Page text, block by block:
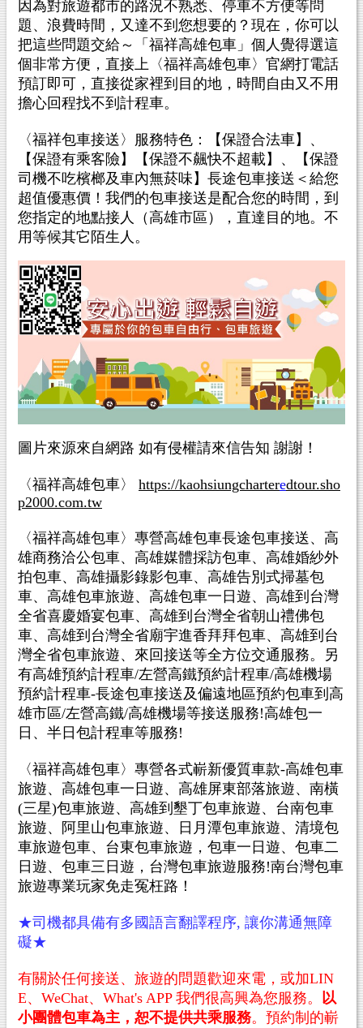
因為對旅遊都市的路況不熟悉、停車不方便等問
題、浪費時間，又達不到您想要的？現在，你可以
把這些問題交給～「福祥高雄包車」個人覺得選這
個非常方便，直接上〈福祥高雄包車〉官網打電話
預訂即可，直接從家裡到目的地，時間自由又不用
擔心回程找不到計程車。
〈福祥包車接送〉服務特色：【保證合法車】、
【保證有乘客險】【保證不飆快不超載】、【保證
司機不吃檳榔及車內無菸味】長途包車接送＜給您
超值優惠價！我們的包車接送是配合您的時間，到
您指定的地點接人（高雄市區），直達目的地。不
用等候其它陌生人。
圖片來源來自網路 如有侵權請來信告知 謝謝！
〈福祥高雄包車〉 https://kaohsiungcharteredtour.sho
p2000.com.tw
〈福祥高雄包車〉專營高雄包車長途包車接送、高
雄商務洽公包車、高雄媒體採訪包車、高雄婚紗外
拍包車、高雄攝影錄影包車、高雄告別式掃墓包
車、高雄包車旅遊、高雄包車一日遊、高雄到台灣
全省喜慶婚宴包車、高雄到台灣全省朝山禮佛包
車、高雄到台灣全省廟宇進香拜拜包車、高雄到台
灣全省包車旅遊、來回接送等全方位交通服務。另
有高雄預約計程車/左營高鐵預約計程車/高雄機場
預約計程車-長途包車接送及偏遠地區預約包車到高
雄市區/左營高鐵/高雄機場等接送服務!高雄包一
日、半日包計程車等服務!
〈福祥高雄包車〉專營各式嶄新優質車款-高雄包車
旅遊、高雄包車一日遊、高雄屏東部落旅遊、南橫
(三星)包車旅遊、高雄到墾丁包車旅遊、台南包車
旅遊、阿里山包車旅遊、日月潭包車旅遊、清境包
車旅遊包車、台東包車旅遊， 包車一日遊、 包車二
日遊、 包車三日遊，台灣包車旅遊服務!南台灣包車
旅遊專業玩家免走冤枉路！
★司機都具備有多國語言翻譯程序, 讓你溝通無障
礙★
有關於任何接送、旅遊的問題歡迎來電，或加LIN
E、WeChat、What's APP 我們很高興為您服務。 以
小團體包車為主，恕不提供共乘服務。預約制的嶄